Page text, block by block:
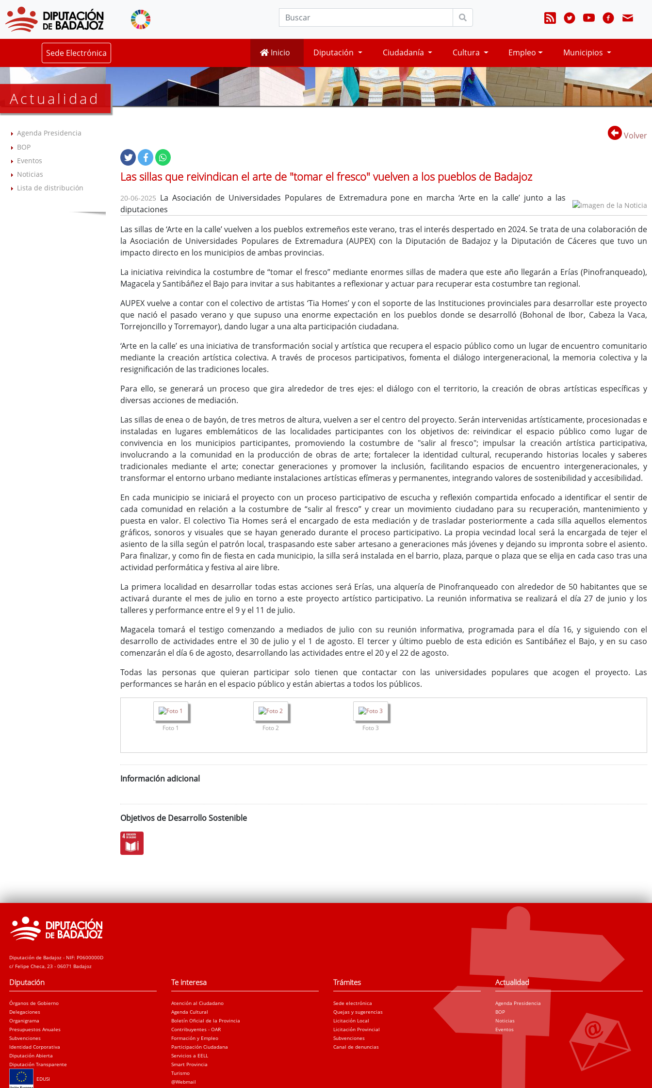
Sede Electrónica Inicio Diputación Ciudadanía Cultura Empleo Municipios
Actualidad
Agenda Presidencia
BOP
Eventos
Noticias
Lista de distribución
Volver
Las sillas que reivindican el arte de "tomar el fresco" vuelven a los pueblos de Badajoz
20-06-2025 La Asociación de Universidades Populares de Extremadura pone en marcha ‘Arte en la calle’ junto a las
diputaciones
Las sillas de ‘Arte en la calle’ vuelven a los pueblos extremeños este verano, tras el interés despertado en 2024. Se trata de una colaboración de
la Asociación de Universidades Populares de Extremadura (AUPEX) con la Diputación de Badajoz y la Diputación de Cáceres que tuvo un
impacto directo en los municipios de ambas provincias.
La iniciativa reivindica la costumbre de “tomar el fresco” mediante enormes sillas de madera que este año llegarán a Erías (Pinofranqueado),
Magacela y Santibáñez el Bajo para invitar a sus habitantes a reflexionar y actuar para recuperar esta costumbre tan regional.
AUPEX vuelve a contar con el colectivo de artistas ‘Tia Homes’ y con el soporte de las Instituciones provinciales para desarrollar este proyecto
que nació el pasado verano y que supuso una enorme expectación en los pueblos donde se desarrolló (Bohonal de Ibor, Cabeza la Vaca,
Torrejoncillo y Torremayor), dando lugar a una alta participación ciudadana.
‘Arte en la calle’ es una iniciativa de transformación social y artística que recupera el espacio público como un lugar de encuentro comunitario
mediante la creación artística colectiva. A través de procesos participativos, fomenta el diálogo intergeneracional, la memoria colectiva y la
resignificación de las tradiciones locales.
Para ello, se generará un proceso que gira alrededor de tres ejes: el diálogo con el territorio, la creación de obras artísticas específicas y
diversas acciones de mediación.
Las sillas de enea o de bayón, de tres metros de altura, vuelven a ser el centro del proyecto. Serán intervenidas artísticamente, procesionadas e
instaladas en lugares emblemáticos de las localidades participantes con los objetivos de: reivindicar el espacio público como lugar de
convivencia en los municipios participantes, promoviendo la costumbre de "salir al fresco"; impulsar la creación artística participativa,
involucrando a la comunidad en la producción de obras de arte; fortalecer la identidad cultural, recuperando historias locales y saberes
tradicionales mediante el arte; conectar generaciones y promover la inclusión, facilitando espacios de encuentro intergeneracionales, y
transformar el entorno urbano mediante instalaciones artísticas efímeras y permanentes, integrando valores de sostenibilidad y accesibilidad.
En cada municipio se iniciará el proyecto con un proceso participativo de escucha y reflexión compartida enfocado a identificar el sentir de
cada comunidad en relación a la costumbre de “salir al fresco” y crear un movimiento ciudadano para su recuperación, mantenimiento y
puesta en valor. El colectivo Tia Homes será el encargado de esta mediación y de trasladar posteriormente a cada silla aquellos elementos
gráficos, sonoros y visuales que se hayan generado durante el proceso participativo. La propia vecindad local será la encargada de tejer el
asiento de la silla según el patrón local, traspasando este saber artesano a generaciones más jóvenes y dejando su impronta sobre el asiento.
Para finalizar, y como fin de fiesta en cada municipio, la silla será instalada en el barrio, plaza, parque o plaza que se elija en cada caso tras una
actividad performática y festiva al aire libre.
La primera localidad en desarrollar todas estas acciones será Erías, una alquería de Pinofranqueado con alrededor de 50 habitantes que se
activará durante el mes de julio en torno a este proyecto artístico participativo. La reunión informativa se realizará el día 27 de junio y los
talleres y performance entre el 9 y el 11 de julio.
Magacela tomará el testigo comenzando a mediados de julio con su reunión informativa, programada para el día 16, y siguiendo con el
desarrollo de actividades entre el 30 de julio y el 1 de agosto. El tercer y último pueblo de esta edición es Santibáñez el Bajo, y en su caso
comenzarán el día 6 de agosto, desarrollando las actividades entre el 20 y el 22 de agosto.
Todas las personas que quieran participar solo tienen que contactar con las universidades populares que acogen el proyecto. Las
performances se harán en el espacio público y están abiertas a todos los públicos.
Foto 1 Foto 2 Foto 3
Información adicional
Objetivos de Desarrollo Sostenible
Diputación de Badajoz - NIF: P0600000D
c/ Felipe Checa, 23 - 06071 Badajoz
Diputación
Órganos de Gobierno
Delegaciones
Organigrama
Presupuestos Anuales
Subvenciones
Identidad Corporativa
Diputación Abierta
Diputación Transparente
EDUSI
Te interesa
Atención al Ciudadano
Agenda Cultural
Boletín Oficial de la Provincia
Contribuyentes - OAR
Formación y Empleo
Participación Ciudadana
Servicios a EELL
Smart Provincia
Turismo
@Webmail
Trámites
Sede electrónica
Quejas y sugerencias
Licitación Local
Licitación Provincial
Subvenciones
Canal de denuncias
Actualidad
Agenda Presidencia
BOP
Noticias
Eventos